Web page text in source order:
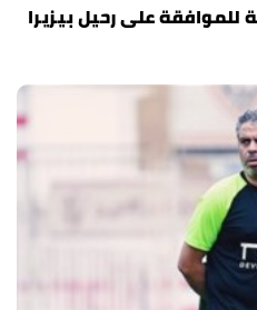
للموافقة على رحيل بيزيرا